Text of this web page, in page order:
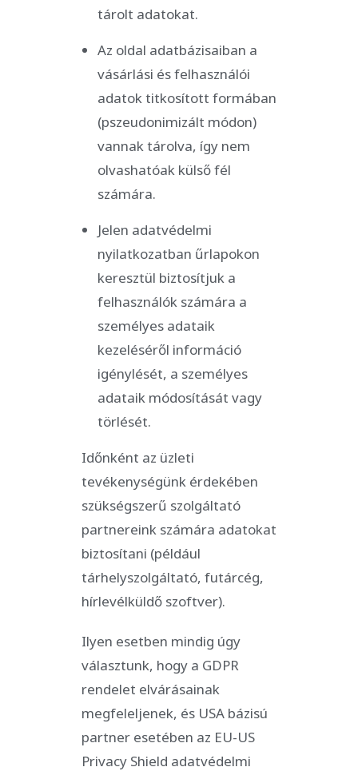
tárolt adatokat.
Az oldal adatbázisaiban a
vásárlási és felhasználói
adatok titkosított formában
(pszeudonimizált módon)
vannak tárolva, így nem
olvashatóak külső fél
számára.
Jelen adatvédelmi
nyilatkozatban űrlapokon
keresztül biztosítjuk a
felhasználók számára a
személyes adataik
kezeléséről információ
igénylését, a személyes
adataik módosítását vagy
törlését.
Időnként az üzleti
tevékenységünk érdekében
szükségszerű szolgáltató
partnereink számára adatokat
biztosítani (például
tárhelyszolgáltató, futárcég,
hírlevélküldő szoftver).
Ilyen esetben mindig úgy
választunk, hogy a GDPR
rendelet elvárásainak
megfeleljenek, és USA bázisú
partner esetében az EU-US
Privacy Shield adatvédelmi